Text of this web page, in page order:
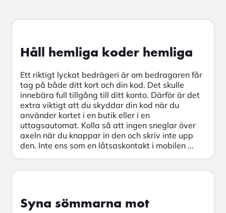
Håll hemliga koder hemliga
Ett riktigt lyckat bedrägeri är om bedragaren får
tag på både ditt kort och din kod. Det skulle
innebära full tillgång till ditt konto. Därför är det
extra viktigt att du skyddar din kod när du
använder kortet i en butik eller i en
uttagsautomat. Kolla så att ingen sneglar över
axeln när du knappar in den och skriv inte upp
den. Inte ens som en låtsaskontakt i mobilen ...
Syna sömmarna mot